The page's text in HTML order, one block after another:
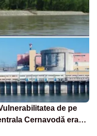
de pe
Cernavodă era